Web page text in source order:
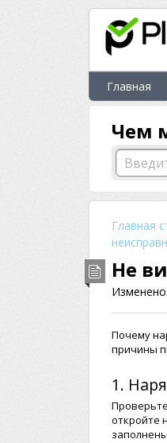
Главная
Чем
Главная
Не
Почему
причины
1.
откройте